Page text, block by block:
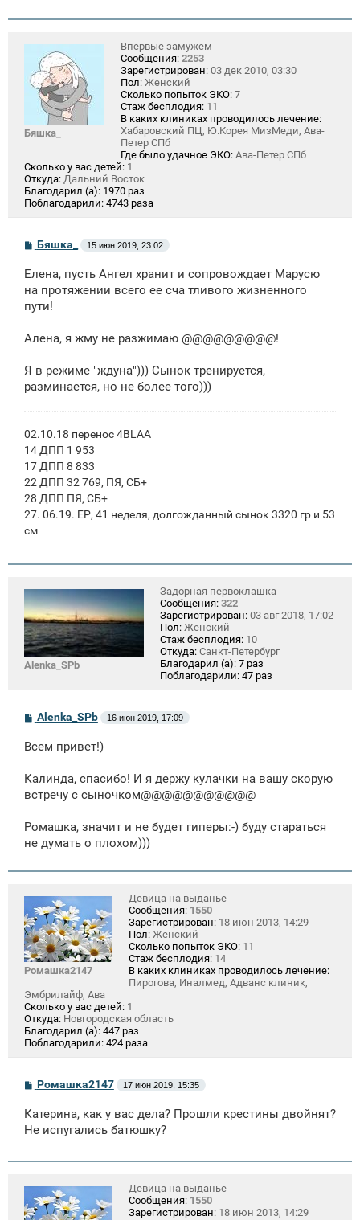
Бяшка_
Впервые замужем
Сообщения: 2253
Зарегистрирован: 03 дек 2010, 03:30
Пол: Женский
Сколько попыток ЭКО: 7
Стаж бесплодия: 11
В каких клиниках проводилось лечение:
Хабаровский ПЦ, Ю.Корея МизМеди, Ава-
Петер СПб
Где было удачное ЭКО: Ава-Петер СПб
Сколько у вас детей: 1
Откуда: Дальний Восток
Благодарил (а): 1970 раз
Поблагодарили: 4743 раза
С
б
щ
н
Бяшка_ 15 июн 2019, 23:02
Елена, пусть Ангел хранит и сопровождает Марусю
на протяжении всего ее сча тливого жизненного
пути!
Алена, я жму не разжимаю @@@@@@@@@!
Я в режиме "ждуна"))) Сынок тренируется,
разминается, но не более того)))
02.10.18 перенос 4BLAA
14 ДПП 1 953
17 ДПП 8 833
22 ДПП 32 769, ПЯ, СБ+
28 ДПП ПЯ, СБ+
27. 06.19. ЕР, 41 неделя, долгожданный сынок 3320 гр и 53
см
Alenka_SPb
Задорная первоклашка
Сообщения: 322
Зарегистрирован: 03 авг 2018, 17:02
Пол: Женский
Стаж бесплодия: 10
Откуда: Санкт-Петербург
Благодарил (а): 7 раз
Поблагодарили: 47 раз
С
б
н
и
Alenka_SPb 16 июн 2019, 17:09
Всем привет!)
Калинда, спасибо! И я держу кулачки на вашу скорую
встречу с сыночком@@@@@@@@@@@
Ромашка, значит и не будет гиперы:-) буду стараться
не думать о плохом)))
Ромашка2147
Девица на выданье
Сообщения: 1550
Зарегистрирован: 18 июн 2013, 14:29
Пол: Женский
Сколько попыток ЭКО: 11
Стаж бесплодия: 14
В каких клиниках проводилось лечение:
Пирогова, Иналмед, Адванс клиник,
Эмбрилайф, Ава
Сколько у вас детей: 1
Откуда: Новгородская область
Благодарил (а): 447 раз
Поблагодарили: 424 раза
С
б
щ
и
Ромашка2147 17 июн 2019, 15:35
Катерина, как у вас дела? Прошли крестины двойнят?
Не испугались батюшку?
Девица на выданье
Сообщения: 1550
Зарегистрирован: 18 июн 2013, 14:29